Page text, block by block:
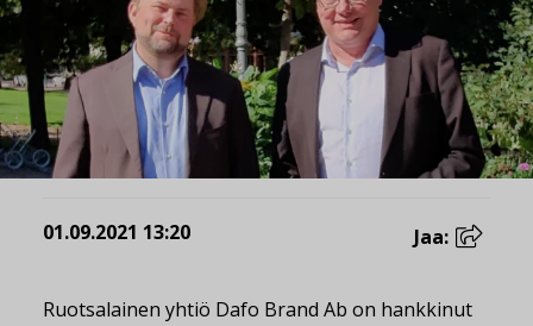
01.09.2021 13:20 Jaa:
Ruotsalainen yhtiö Dafo Brand Ab on hankkinut